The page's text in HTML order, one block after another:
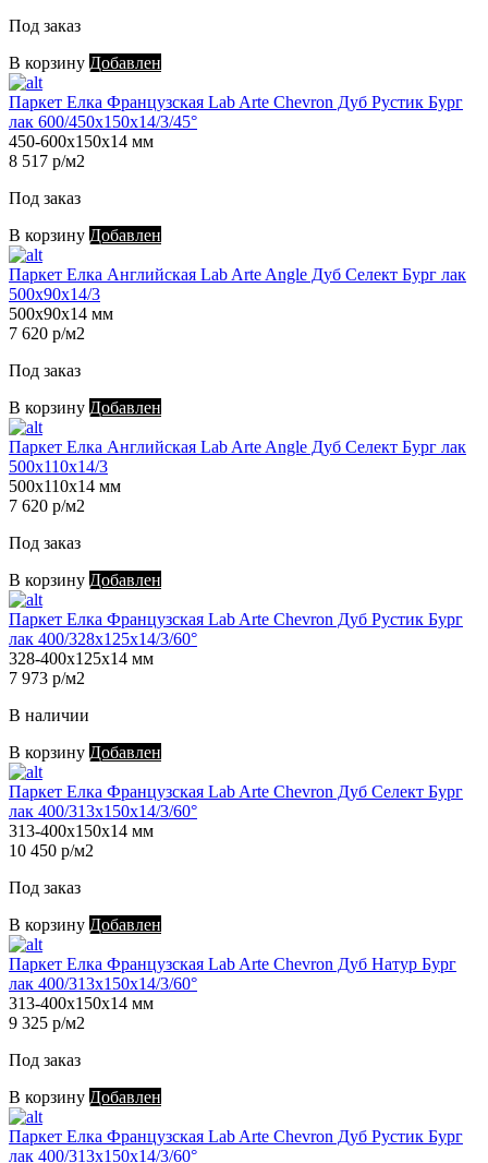
Под заказ
В корзину Добавлен
Паркет Елка Французская Lab Arte Chevron Дуб Рустик Бург
лак 600/450х150х14/3/45°
450-600х150х14 мм
8 517 р/м2
Под заказ
В корзину Добавлен
Паркет Елка Английская Lab Arte Angle Дуб Селект Бург лак
500х90х14/3
500х90х14 мм
7 620 р/м2
Под заказ
В корзину Добавлен
Паркет Елка Английская Lab Arte Angle Дуб Селект Бург лак
500х110х14/3
500х110х14 мм
7 620 р/м2
Под заказ
В корзину Добавлен
Паркет Елка Французская Lab Arte Chevron Дуб Рустик Бург
лак 400/328х125х14/3/60°
328-400х125х14 мм
7 973 р/м2
В наличии
В корзину Добавлен
Паркет Елка Французская Lab Arte Chevron Дуб Селект Бург
лак 400/313х150х14/3/60°
313-400х150х14 мм
10 450 р/м2
Под заказ
В корзину Добавлен
Паркет Елка Французская Lab Arte Chevron Дуб Натур Бург
лак 400/313х150х14/3/60°
313-400х150х14 мм
9 325 р/м2
Под заказ
В корзину Добавлен
Паркет Елка Французская Lab Arte Chevron Дуб Рустик Бург
лак 400/313х150х14/3/60°